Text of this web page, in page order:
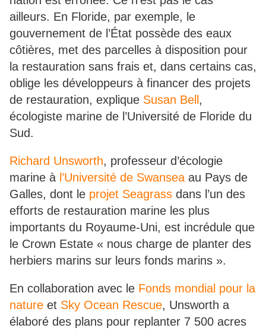
ailleurs. En Floride, par exemple, le
gouvernement de l’État possède des eaux
côtières, met des parcelles à disposition pour
la restauration sans frais et, dans certains cas,
oblige les développeurs à financer des projets
de restauration, explique Susan Bell ,
écologiste marine de l’Université de Floride du
Sud.
Richard Unsworth, professeur d’écologie
marine à l’Université de Swansea au Pays de
Galles, dont le projet Seagrass dans l’un des
efforts de restauration marine les plus
importants du Royaume-Uni, est incrédule que
le Crown Estate « nous charge de planter des
herbiers marins sur leurs fonds marins ».
En collaboration avec le Fonds mondial pour la
nature et Sky Ocean Rescue, Unsworth a
élaboré des plans pour replanter 7 500 acres